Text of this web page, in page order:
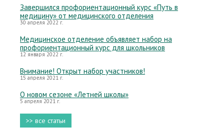
Завершился профориентационный курс «Путь в
медицину» от медицинского отделения
30 апреля 2022 г.
Медицинское отделение объявляет набор на
профориентационный курс для школьников
12 января 2022 г.
Внимание! Открыт набор участников!
15 апреля 2021 г.
О новом сезоне «Летней школы»
5 апреля 2021 г.
>> все статьи